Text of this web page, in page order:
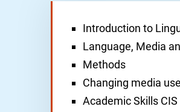
Introduction to
Language, Media
Methods
Changing media use
Academic Skills CIS